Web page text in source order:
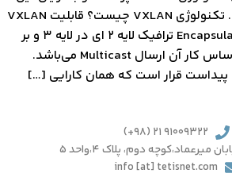
تکنولوژی آشنا شویم. تکنولوژی VXLAN چیست؟ قابلیت VXLAN
در واقع یک نوع Encapsulation ترافیک لایه 2 ای در لایه 3 و بر
روی بستر IP بوده و اساس کار آن ارسال Multicast می­‌باشد.
پیداست قرار است که همان کارایی […]
91009322 21 (98+)
دوم، پلاک 4،واحد 5
info [at] tetisnet.com